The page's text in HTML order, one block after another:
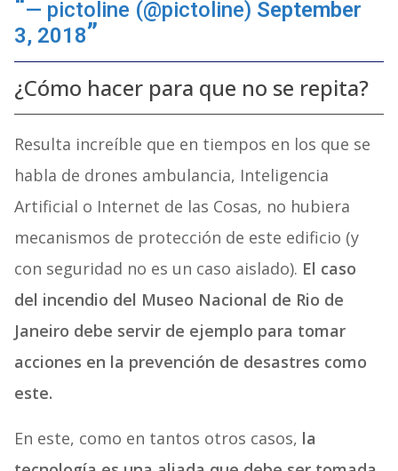
— pictoline (@pictoline) September
3, 2018
¿Cómo hacer para que no se repita?
Resulta increíble que en tiempos en los que se
habla de drones ambulancia, Inteligencia
Artificial o Internet de las Cosas, no hubiera
mecanismos de protección de este edificio (y
con seguridad no es un caso aislado). El caso
del incendio del Museo Nacional de Rio de
Janeiro debe servir de ejemplo para tomar
acciones en la prevención de desastres como
este.
En este, como en tantos otros casos, la